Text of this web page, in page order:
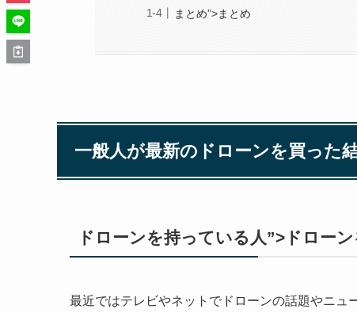
まとめ”>まとめ
一般人が最新のドローンを買った
ドローンを持っている人”>ドロー
最近ではテレビやネットでドローンの話題やニュ